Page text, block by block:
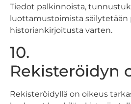
Tiedot palkinnoista,
luottamustoimista säilytetään
historiankirjoitusta varten.
10.
Rekisteröidyn
Rekisteröidyllä on oikeus